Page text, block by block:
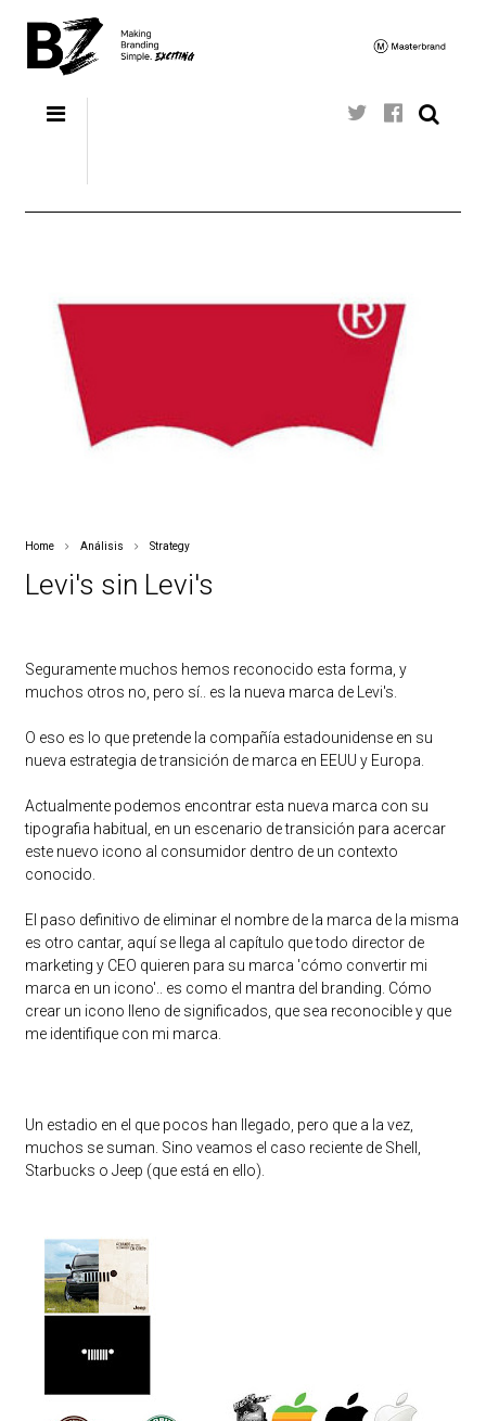
Home Análisis Strategy
Levi's sin Levi's
Seguramente muchos hemos reconocido esta forma, y
muchos otros no, pero sí.. es la nueva marca de Levi's.
O eso es lo que pretende la compañía estadounidense en su
nueva estrategia de transición de marca en EEUU y Europa.
Actualmente podemos encontrar esta nueva marca con su
tipografia habitual, en un escenario de transición para acercar
este nuevo icono al consumidor dentro de un contexto
conocido.
El paso definitivo de eliminar el nombre de la marca de la misma
es otro cantar, aquí se llega al capítulo que todo director de
marketing y CEO quieren para su marca 'cómo convertir mi
marca en un icono'.. es como el mantra del branding. Cómo
crear un icono lleno de significados, que sea reconocible y que
me identifique con mi marca.
Un estadio en el que pocos han llegado, pero que a la vez,
muchos se suman. Sino veamos el caso reciente de Shell,
Starbucks o Jeep (que está en ello).